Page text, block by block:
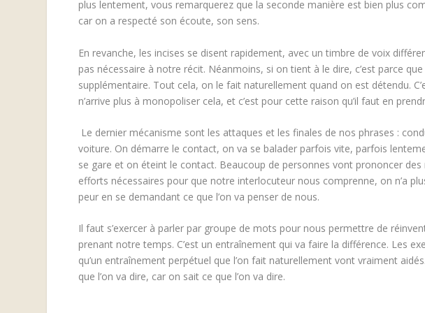
plus lentement, vous remarquerez que la seconde manière est bien plus
car on a respecté son écoute, son sens.
En revanche, les incises se disent rapidement, avec un timbre de voix
pas nécessaire à notre récit. Néanmoins, si on tient à le dire, c’est parce
supplémentaire. Tout cela, on le fait naturellement quand on est détendu.
n’arrive plus à monopoliser cela, et c’est pour cette raison qu’il faut en
Le dernier mécanisme sont les attaques et les finales de nos phrases : c
voiture. On démarre le contact, on va se balader parfois vite, parfois
se gare et on éteint le contact. Beaucoup de personnes vont prononcer
efforts nécessaires pour que notre interlocuteur nous comprenne, on n’a
peur en se demandant ce que l’on va penser de nous.
Il faut s’exercer à parler par groupe de mots pour nous permettre de
prenant notre temps. C’est un entraînement qui va faire la différence. Les
qu’un entraînement perpétuel que l’on fait naturellement vont vraiment
que l’on va dire, car on sait ce que l’on va dire.